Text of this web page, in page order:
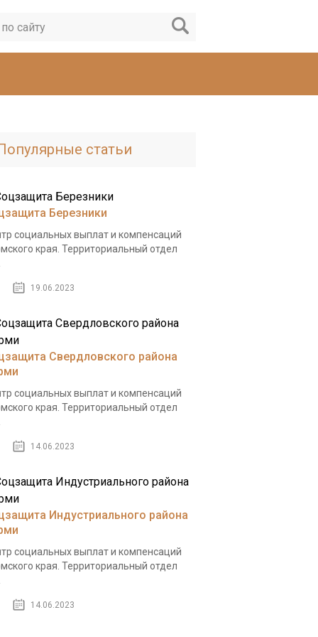
статьи
Березники
социальных выплат и компенсаций
края. Территориальный отдел
19.06.2023
Свердловского района
социальных выплат и компенсаций
края. Территориальный отдел
14.06.2023
Индустриального района
социальных выплат и компенсаций
края. Территориальный отдел
14.06.2023